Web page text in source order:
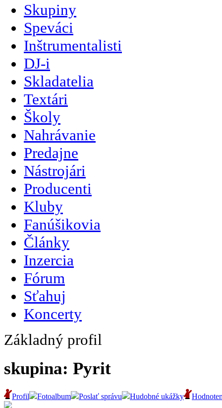
Skupiny
Speváci
Inštrumentalisti
DJ-i
Skladatelia
Textári
Školy
Nahrávanie
Predajne
Nástrojári
Producenti
Kluby
Fanúšikovia
Články
Inzercia
Fórum
Sťahuj
Koncerty
Základný profil
skupina: Pyrit
Profil Fotoalbum Poslať správu Hudobné ukážky